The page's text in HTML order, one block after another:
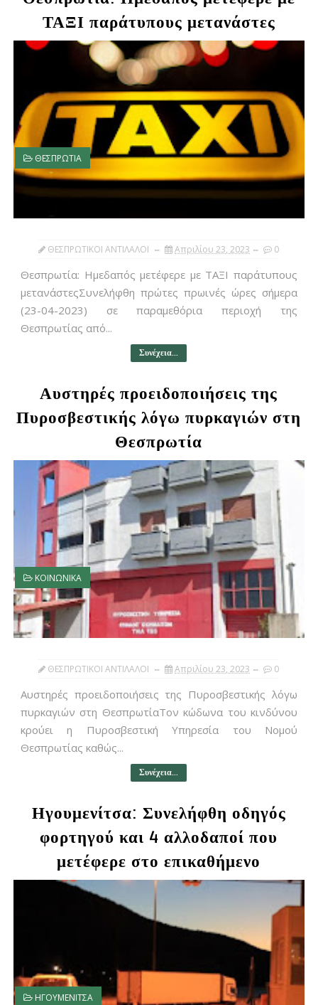
ΤΑΞΙ παράτυπους μετανάστες
ΘΕΣΠΡΩΤΙΑ
ΘΕΣΠΡΩΤΙΚΟΙ ΑΝΤΙΛΑΛΟΙ Απριλίου 23, 2023 0
Θεσπρωτία: Ημεδαπός μετέφερε με ΤΑΞΙ παράτυπους
μετανάστεςΣυνελήφθη πρώτες πρωινές ώρες σήμερα
(23-04-2023) σε παραμεθόρια περιοχή της
Θεσπρωτίας από...
Συνέχεια...
Αυστηρές προειδοποιήσεις της
Πυροσβεστικής λόγω πυρκαγιών στη
Θεσπρωτία
ΚΟΙΝΩΝΙΚΑ
ΘΕΣΠΡΩΤΙΚΟΙ ΑΝΤΙΛΑΛΟΙ Απριλίου 23, 2023 0
Αυστηρές προειδοποιήσεις της Πυροσβεστικής λόγω
πυρκαγιών στη ΘεσπρωτίαΤον κώδωνα του κινδύνου
κρούει η Πυροσβεστική Υπηρεσία του Νομού
Θεσπρωτίας καθώς...
Συνέχεια...
Ηγουμενίτσα: Συνελήφθη οδηγός
φορτηγού και 4 αλλοδαποί που
μετέφερε στο επικαθήμενο
ΗΓΟΥΜΕΝΙΤΣΑ